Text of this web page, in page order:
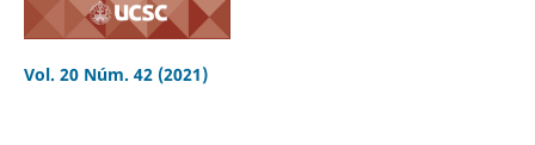
Vol. 20 Núm. 42 (2021)